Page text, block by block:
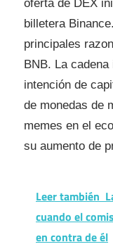
oferta de DEX
billetera
principales
BNB. La
intención de
de monedas de
memes en el
su aumento de
Leer también
cuando el
en contra de él